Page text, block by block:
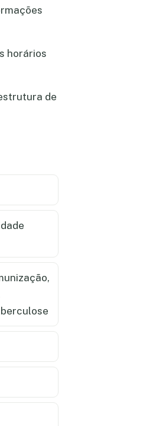
horários
de